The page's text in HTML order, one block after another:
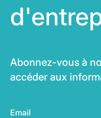
Abonnez-vous à
accéder aux
Email